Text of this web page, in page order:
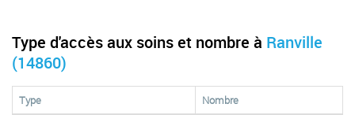
Type d'accès aux soins et nombre à Ranville
(14860)
Type
Nombre